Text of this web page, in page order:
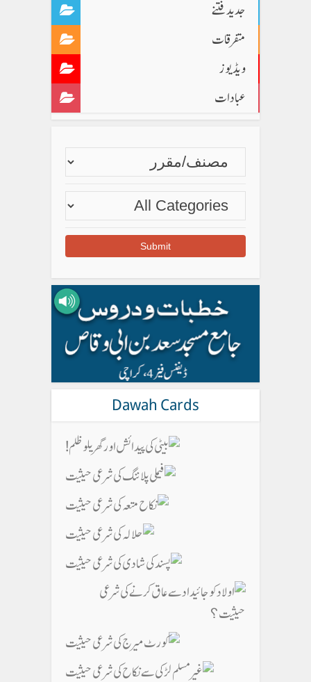
جدید فتنے
متفرقات
ویڈیوز
عبادات
Dawah Cards